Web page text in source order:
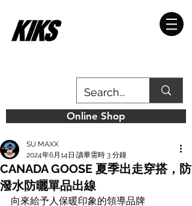
Online Shop
CANADA GOOSE 夏季出走穿搭，防
潑水防曬單品出線
SU MAXX
2024年6月14日 讀畢需時 3 分鐘
向來給予人保暖印象的領導品牌